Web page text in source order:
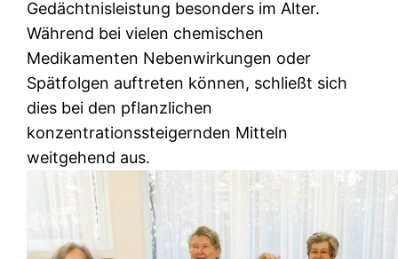
Gedächtnisleistung besonders im Alter.
Während bei vielen chemischen
Medikamenten Nebenwirkungen oder
Spätfolgen auftreten können, schließt sich
dies bei den pflanzlichen
konzentrationssteigernden Mitteln
weitgehend aus.